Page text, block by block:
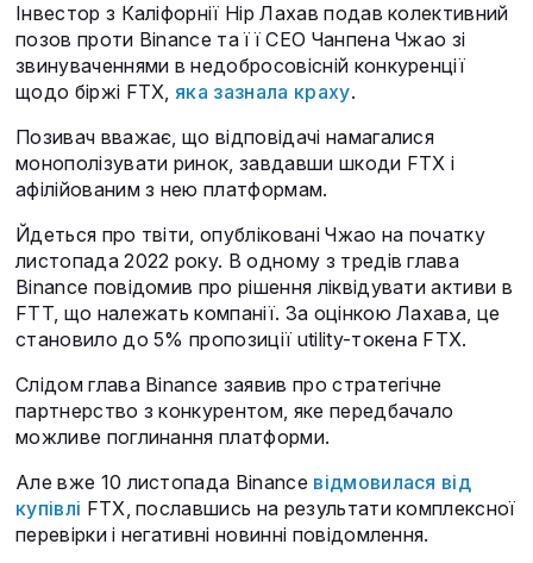
Інвестор з Каліфорнії Нір Лахав подав колективний
позов проти Binance та її CEO Чанпена Чжао зі
звинуваченнями в недобросовісній конкуренції
щодо біржі FTX,яка зазнала краху.
Позивач вважає, що відповідачі намагалися
монополізувати ринок, завдавши шкоди FTX і
афілійованим з нею платформам.
Йдеться про твіти, опубліковані Чжао на початку
листопада 2022 року. В одному з тредів глава
Binance повідомив про рішення ліквідувати активи в
FTT, що належать компанії. За оцінкою Лахава, це
становило до 5% пропозиції utility-токена FTX.
Слідом глава Binance заявив про стратегічне
партнерство з конкурентом, яке передбачало
можливе поглинання платформи.
Але вже 10 листопада Binance відмовилася від
купівлі FTX, пославшись на результати комплексної
перевірки і негативні новинні повідомлення.